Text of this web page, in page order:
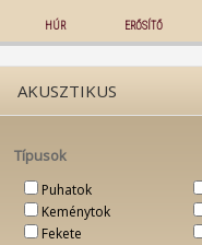
HÚR ERŐSÍTŐ
AKUSZTIKUS
Típusok
Puhatok
Keménytok
Fekete